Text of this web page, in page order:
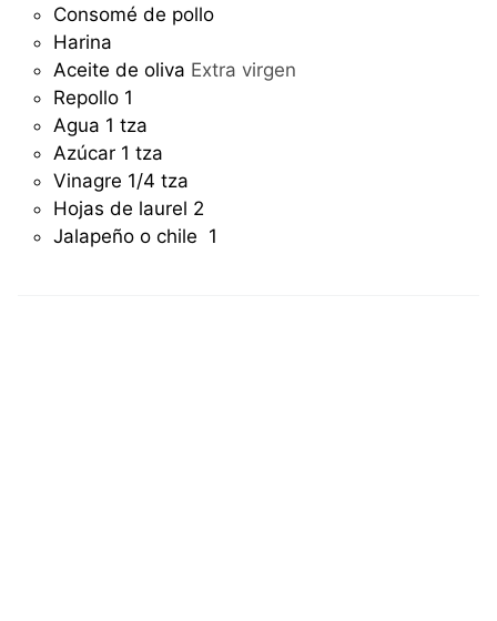
Consomé de pollo
Harina
Aceite de oliva Extra virgen
Repollo 1
Agua 1 tza
Azúcar 1 tza
Vinagre 1/4 tza
Hojas de laurel 2
Jalapeño o chile 1